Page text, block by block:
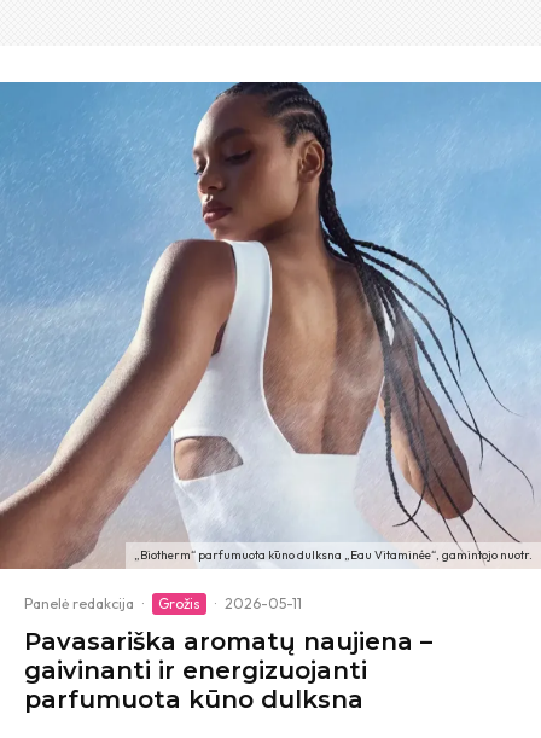
„Biotherm“ parfumuota kūno dulksna „Eau Vitaminée“, gamintojo nuotr.
Panelė redakcija · Grožis · 2026-05-11
Pavasariška aromatų naujiena –
gaivinanti ir energizuojanti
parfumuota kūno dulksna